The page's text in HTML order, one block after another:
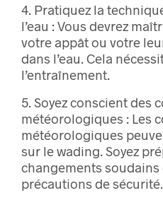
4. Pratiquez la
l’eau : Vous devrez
votre appât ou votre
dans l’eau. Cela
l’entraînement.
5. Soyez conscient des
météorologiques : Les
météorologiques
sur le wading. Soyez
changements soudains
précautions de sécurité.